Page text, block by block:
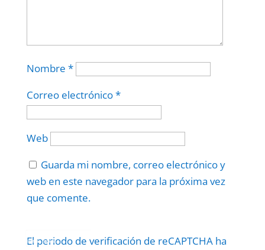
Nombre *
Correo electrónico*
Web
Guarda mi nombre, correo electrónico y
web en este navegador para la próxima vez
que comente.
El periodo de verificación de reCAPTCHA ha
Politica–Términos.